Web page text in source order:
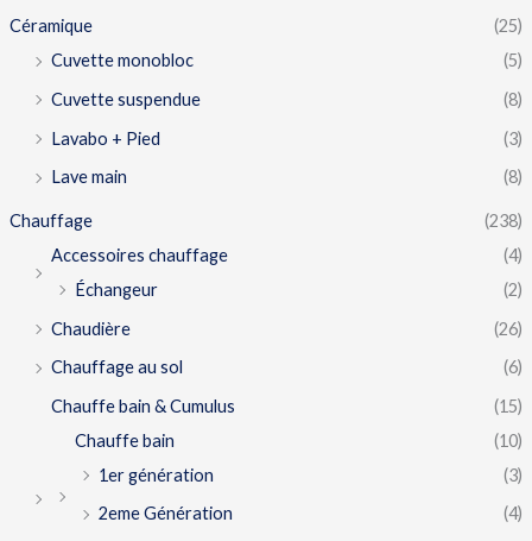
Céramique
(25)
Cuvette monobloc
(5)
Cuvette suspendue
(8)
Lavabo + Pied
(3)
Lave main
(8)
Chauffage
(238)
Accessoires chauffage
(4)
Échangeur
(2)
Chaudière
(26)
Chauffage au sol
(6)
Chauffe bain & Cumulus
(15)
Chauffe bain
(10)
1er génération
(3)
2eme Génération
(4)